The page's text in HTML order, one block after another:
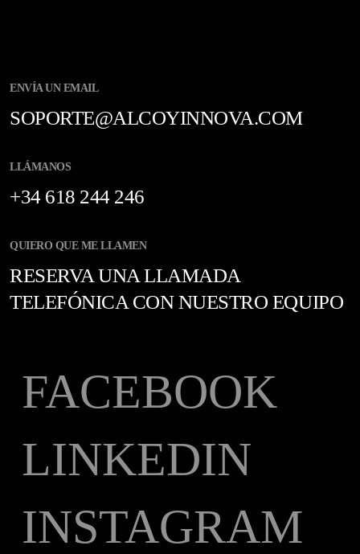
ENVÍA UN EMAIL
SOPORTE@ALCOYINNOVA.COM
LLÁMANOS
+34 618 244 246
QUIERO QUE ME LLAMEN
RESERVA UNA LLAMADA
TELEFÓNICA CON NUESTRO EQUIPO
FACEBOOK
LINKEDIN
INSTAGRAM